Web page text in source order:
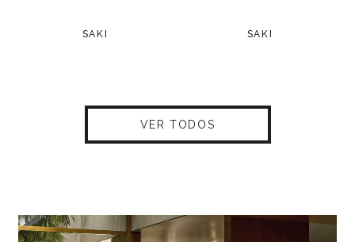
SAKI SAKI
VER TODOS